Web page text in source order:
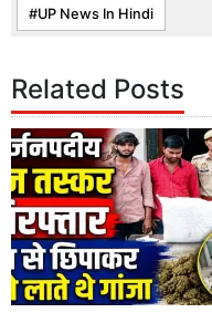
UP News In Hindi
Related Posts